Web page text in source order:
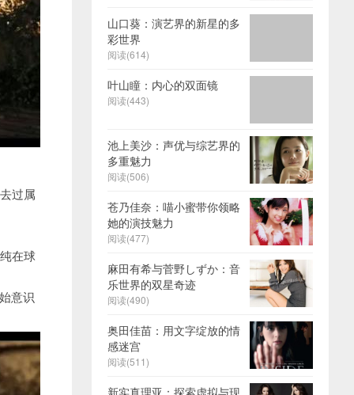
过属
在球
意识
山口葵：演艺界的新星的多
彩世界
阅读(614)
叶山瞳：内心的双面镜
阅读(443)
池上美沙：声优与综艺界的
多重魅力
阅读(506)
苍乃佳奈：喵小蜜带你领略
她的演技魅力
阅读(477)
麻田有希与菅野しずか：音
乐世界的双星奇迹
阅读(490)
奥田佳苗：用文字绽放的情
感迷宫
阅读(511)
新实真理亚：探索虚拟与现